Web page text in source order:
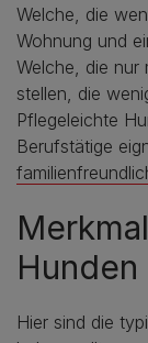
Welche, die
Wohnung und
Welche, die nur
stellen, die
Pflegeleichte
Berufstätige
Hunden
Hier sind die